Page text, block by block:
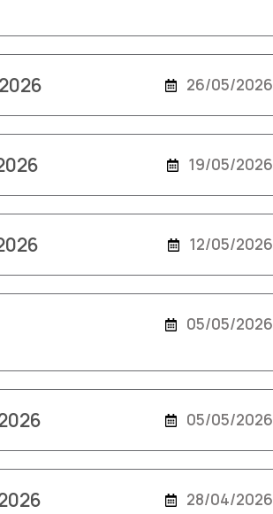
26/05/2026
19/05/2026
12/05/2026
05/05/2026
05/05/2026
28/04/2026